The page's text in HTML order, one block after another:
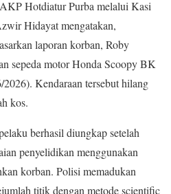
Hotdiatur Purba melalui Kasi
Hidayat mengatakan,
laporan korban, Roby
sepeda motor Honda Scoopy BK
Kendaraan tersebut hilang
kos.
berhasil diungkap setelah
penyelidikan menggunakan
korban. Polisi memadukan
titik dengan metode scientific